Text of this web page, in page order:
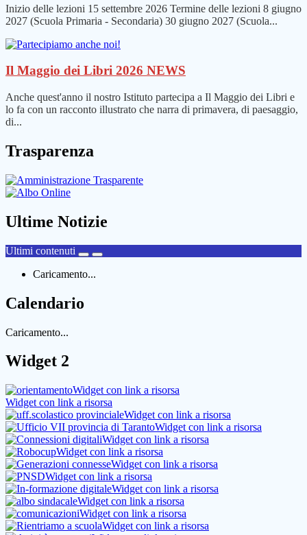
Inizio delle lezioni 15 settembre 2026 Termine delle lezioni 8 giugno
2027 (Scuola Primaria - Secondaria) 30 giugno 2027 (Scuola...
Il Maggio dei Libri 2026 NEWS
Anche quest'anno il nostro Istituto partecipa a Il Maggio dei Libri e
lo fa con un racconto illustrato che narra di primavera, di paesaggio,
di...
Trasparenza
Ultime Notizie
Ultimi contenuti
Caricamento...
Calendario
Caricamento...
Widget 2
Widget con link a risorsa
Widget con link a risorsa
Widget con link a risorsa
Widget con link a risorsa
Widget con link a risorsa
Widget con link a risorsa
Widget con link a risorsa
Widget con link a risorsa
Widget con link a risorsa
Widget con link a risorsa
Widget con link a risorsa
Widget con link a risorsa